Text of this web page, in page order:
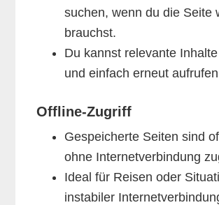
suchen, wenn du die Seite
brauchst.
Du kannst relevante
und einfach erneut
Offline-Zugriff
Gespeicherte Seiten sind
ohne Internetverbindung
Ideal für Reisen oder
instabiler